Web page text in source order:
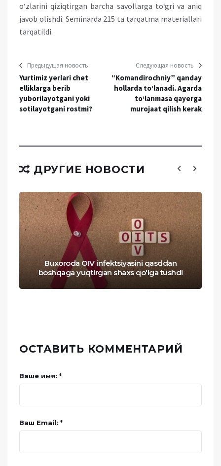
o‘zlarini qiziqtirgan barcha savollarga to‘gri va aniq
javob olishdi. Seminarda 215 ta tarqatma materiallari
tarqatildi.
Предыдущая новость
Yurtimiz yerlari chet
elliklarga berib
yuborilayotgani yoki
sotilayotgani rostmi?
Следующая новость
“Komandirochniy” qanday
hollarda to‘lanadi. Agarda
to‘lanmasa qayerga
murojaat qilish kerak
ДРУГИЕ НОВОСТИ
Buxoroda OIV infektsiyasini qasddan
boshqaga yuqtirgan shaxs qo'lga tushdi
ОСТАВИТЬ КОММЕНТАРИЙ
Ваше имя: *
Ваш Email: *